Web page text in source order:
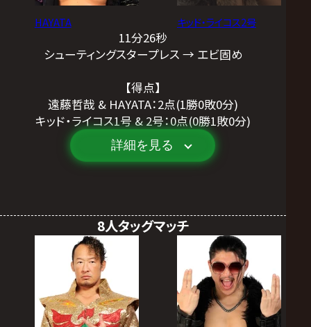
HAYATA キッド・ライコス2号
11分26秒
シューティングスタープレス → エビ固め
【得点】
遠藤哲哉 & HAYATA：2点(1勝0敗0分)
キッド・ライコス1号 & 2号：0点(0勝1敗0分)
詳細を見る
8人タッグマッチ